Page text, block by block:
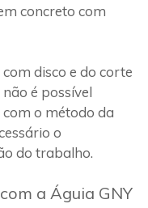
concreto com
disco e do corte
é possível
o método da
o
do trabalho.
a Águia GNY